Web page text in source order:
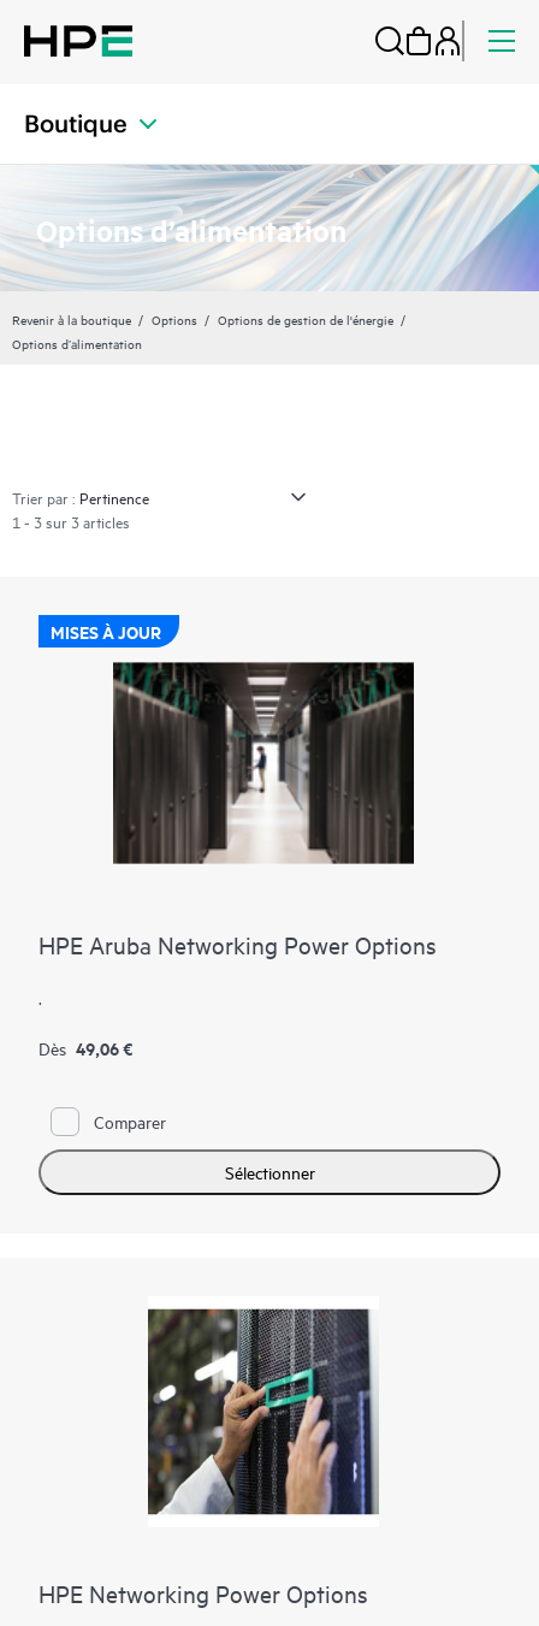
Boutique
Options d’alimentation
Revenir à la boutique Options
Options de gestion de l'énergie
Options d’alimentation
Trier par :
1 - 3 sur 3 articles
MISES À JOUR
HPE Aruba Networking Power Options
.
Dès 49,06 €
Comparer
Sélectionner
HPE Networking Power Options